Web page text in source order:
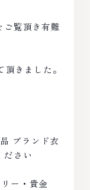
ご覧頂き有難
きました。
ブランド衣
ださい
ー・貴金